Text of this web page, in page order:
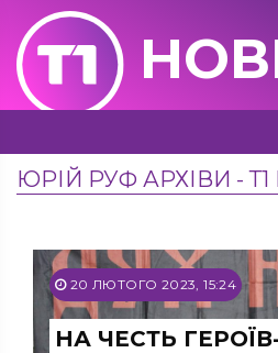
ЮРІЙ РУФ АРХІВИ -
20 ЛЮТОГО 2023, 15:24
НА ЧЕСТЬ